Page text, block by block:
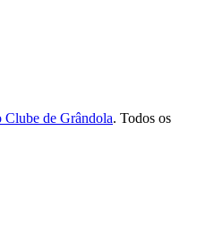
Clube de Grândola. Todos os